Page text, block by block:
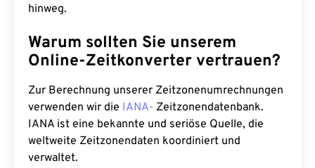
hinweg.
Warum sollten Sie unserem
Online-Zeitkonverter vertrauen?
Zur Berechnung unserer Zeitzonenumrechnungen
verwenden wir die IANA- Zeitzonendatenbank.
IANA ist eine bekannte und seriöse Quelle, die
weltweite Zeitzonendaten koordiniert und
verwaltet.